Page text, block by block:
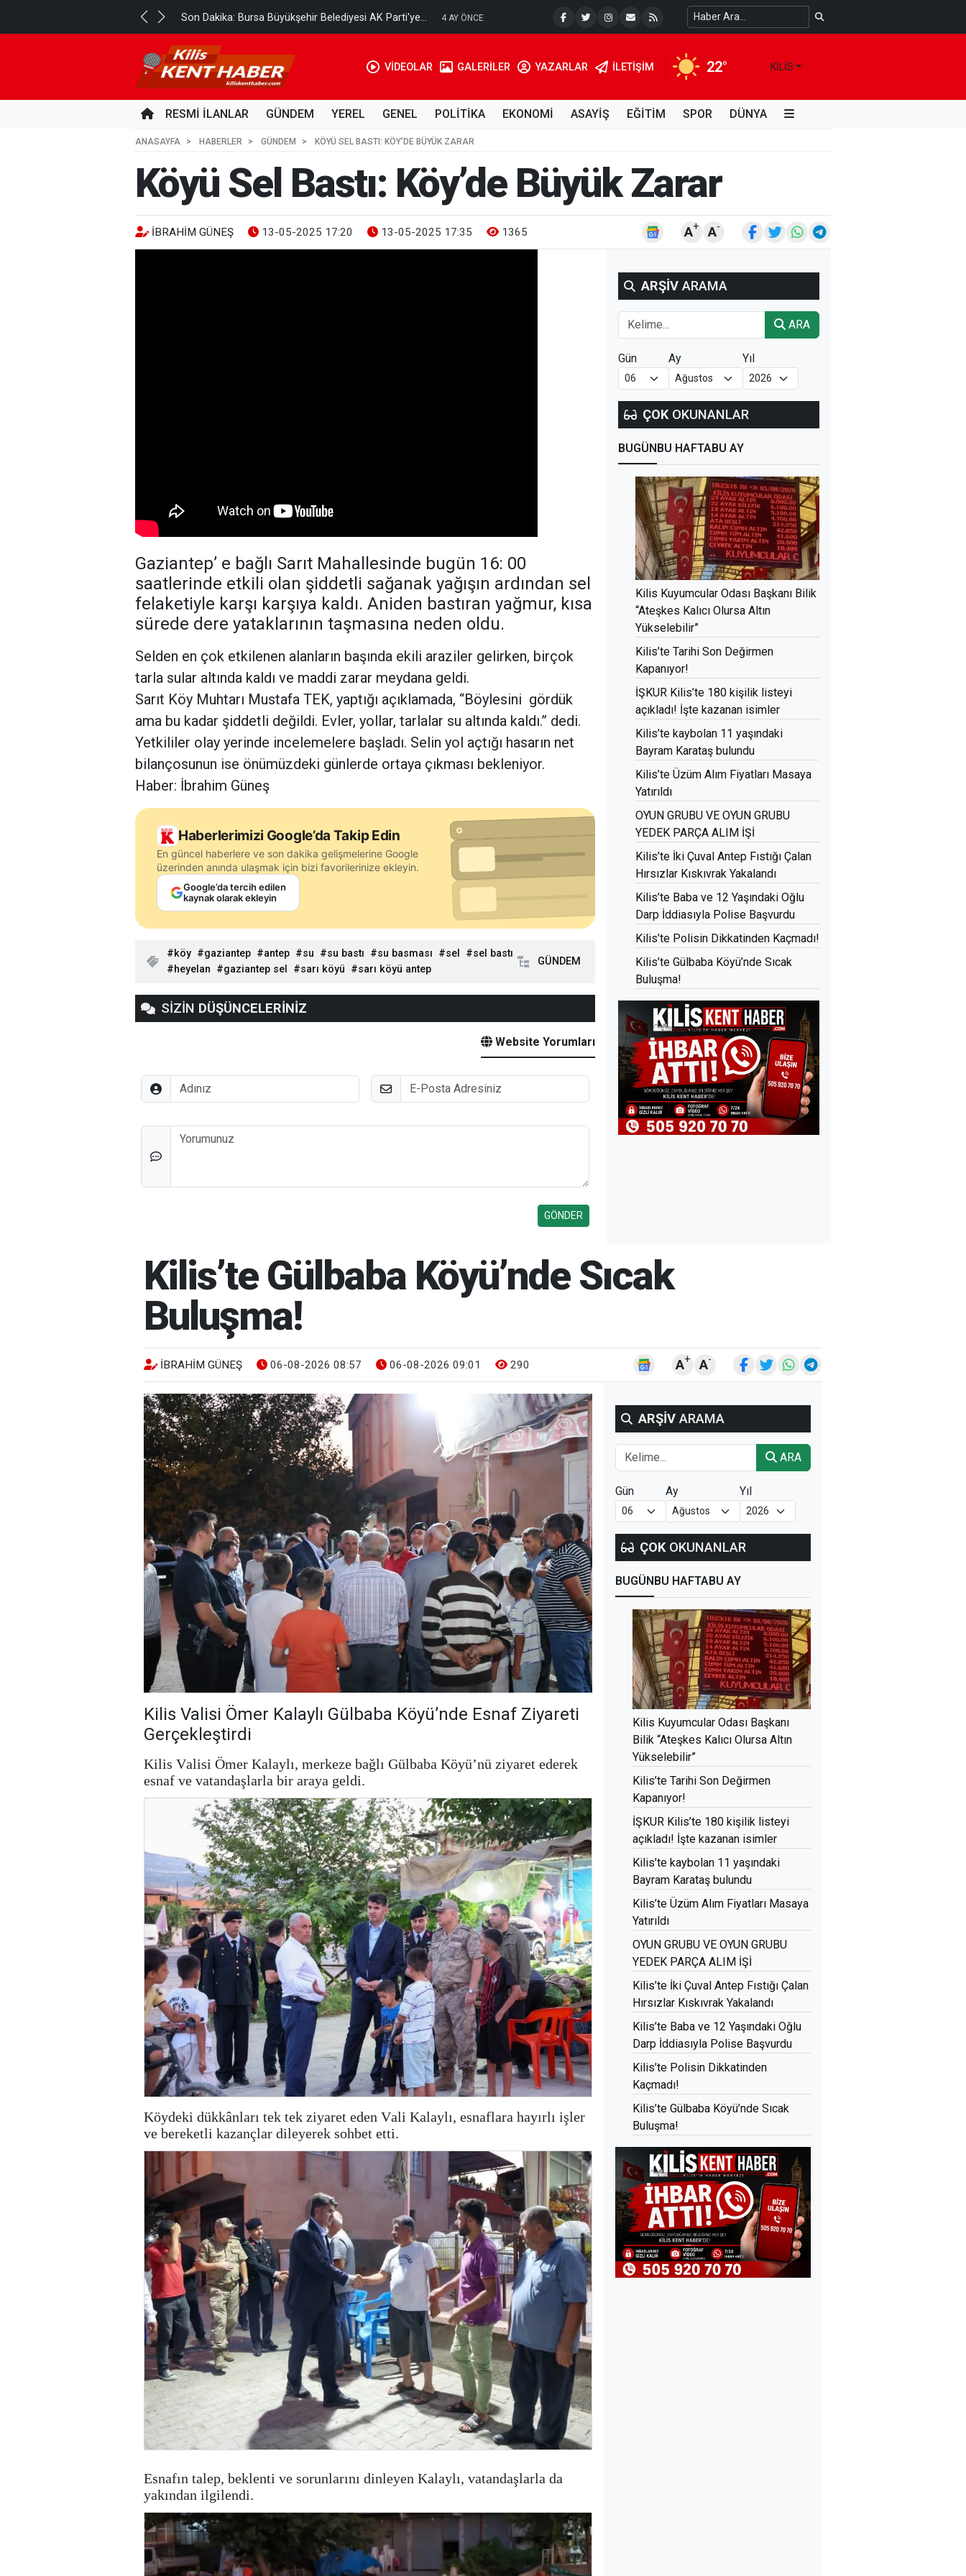
Son Dakika: Bursa Büyükşehir Belediyesi AK Parti'ye... 4 AY ÖNCE Kuzey Marmara Otoyolu'nda Polis Servisi Kaza yaptı
VİDEOLAR GALERİLER YAZARLAR İLETIŞIM 22° KILIS
RESMİ İLANLAR GÜNDEM YEREL GENEL POLİTİKA EKONOMİ ASAYİŞ EĞİTİM SPOR DÜNYA
ANASAYFA HABERLER GÜNDEM KÖYÜ SEL BASTI: KÖY’DE BÜYÜK ZARAR
Köyü Sel Bastı: Köy’de Büyük Zarar
İBRAHIM GÜNEŞ 13-05-2025 17:20 13-05-2025 17:35 1365 A+ A-
Gaziantep’ e bağlı Sarıt Mahallesinde bugün 16: 00
saatlerinde etkili olan şiddetli sağanak yağışın ardından sel
felaketiyle karşı karşıya kaldı. Aniden bastıran yağmur, kısa
sürede dere yataklarının taşmasına neden oldu.
Selden en çok etkilenen alanların başında ekili araziler gelirken, birçok
tarla sular altında kaldı ve maddi zarar meydana geldi.
Sarıt Köy Muhtarı Mustafa TEK, yaptığı açıklamada, “Böylesini gördük
ama bu kadar şiddetli değildi. Evler, yollar, tarlalar su altında kaldı.” dedi.
Yetkililer olay yerinde incelemelere başladı. Selin yol açtığı hasarın net
bilançosunun ise önümüzdeki günlerde ortaya çıkması bekleniyor.
Haber: İbrahim Güneş
Haberlerimizi Google’da Takip Edin
En güncel haberlere ve son dakika gelişmelerine Google
üzerinden anında ulaşmak için bizi favorilerinize ekleyin.
Google’da tercih edilen
kaynak olarak ekleyin
köy gaziantep antep su su bastı su basması sel
sel bastı
heyelan
gaziantep sel sarı köyü sarı köyü antep
GÜNDEM
SİZİN DÜŞÜNCELERİNİZ
Website Yorumları
Adınız E-Posta
Düşünceleriniz
ARŞİV ARAMA
ARA
Gün Ay Yıl
ÇOK OKUNANLAR
BUGÜNBU HAFTABU AY
Kilis Kuyumcular Odası Başkanı Bilik
“Ateşkes Kalıcı Olursa Altın
Yükselebilir”
Kilis’te Tarihi Son Değirmen
Kapanıyor!
İŞKUR Kilis’te 180 kişilik listeyi
açıkladı! İşte kazanan isimler
Kilis’te kaybolan 11 yaşındaki
Bayram Karataş bulundu
Kilis’te Üzüm Alım Fiyatları Masaya
Yatırıldı
OYUN GRUBU VE OYUN GRUBU
YEDEK PARÇA ALIM İŞİ
Kilis’te İki Çuval Antep Fıstığı Çalan
Hırsızlar Kıskıvrak Yakalandı
Kilis’te Baba ve 12 Yaşındaki Oğlu
Darp İddiasıyla Polise Başvurdu
Kilis’te Polisin Dikkatinden Kaçmadı!
Kilis’te Gülbaba Köyü’nde Sıcak
Buluşma!
Kilis’te Gülbaba Köyü’nde Sıcak
Buluşma!
İBRAHIM GÜNEŞ 06-08-2026 08:57 06-08-2026 09:01 290 A+ A-
Kilis Valisi Ömer Kalaylı Gülbaba Köyü’nde Esnaf Ziyareti
Gerçekleştirdi
Kilis Valisi Ömer Kalaylı, merkeze bağlı Gülbaba Köyü’nü ziyaret ederek
esnaf ve vatandaşlarla bir araya geldi.
Köydeki dükkânları tek tek ziyaret eden Vali Kalaylı, esnaflara hayırlı işler
ve bereketli kazançlar dileyerek sohbet etti.
Esnafın talep, beklenti ve sorunlarını dinleyen Kalaylı, vatandaşlarla da
yakından ilgilendi.
ARŞİVARAMA
ARA
Gün Ay Yıl
ÇOKOKUNANLAR
BUGÜNBU HAFTABU AY
Kilis Kuyumcular Odası Başkanı
Bilik “Ateşkes Kalıcı Olursa Altın
Yükselebilir”
Kilis’te Tarihi Son Değirmen
Kapanıyor!
İŞKUR Kilis’te 180 kişilik listeyi
açıkladı! İşte kazanan isimler
Kilis’te kaybolan 11 yaşındaki
Bayram Karataş bulundu
Kilis’te Üzüm Alım Fiyatları Masaya
Yatırıldı
OYUN GRUBU VE OYUN GRUBU
YEDEK PARÇA ALIM İŞİ
Kilis’te İki Çuval Antep Fıstığı Çalan
Hırsızlar Kıskıvrak Yakalandı
Kilis’te Baba ve 12 Yaşındaki Oğlu
Darp İddiasıyla Polise Başvurdu
Kilis’te Polisin Dikkatinden
Kaçmadı!
Kilis’te Gülbaba Köyü’nde Sıcak
Buluşma!